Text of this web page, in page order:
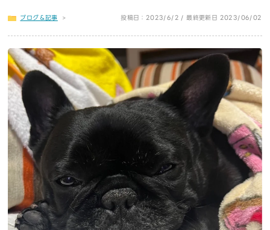
ブログ＆記事 > 投稿日：2023/6/2 / 最終更新日 2023/06/02